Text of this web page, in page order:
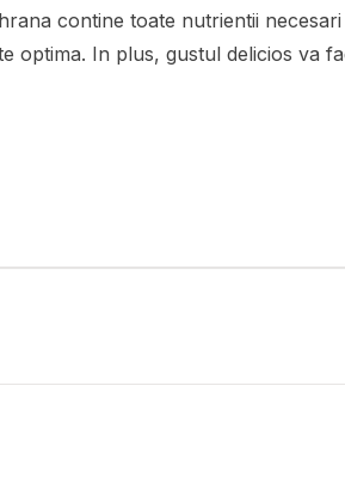
contine toate nutrientii
optima. In plus, gustul delicios va